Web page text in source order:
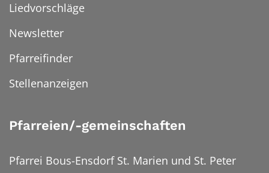
Liedvorschläge
Newsletter
Pfarreifinder
Stellenanzeigen
Pfarreien/-gemeinschaften
Pfarrei Bous-Ensdorf St. Marien und St. Peter